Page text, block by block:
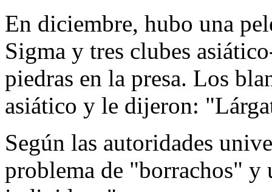
En diciembre, hubo una
Sigma y tres clubes
piedras en la presa. Los
asiático y le dijeron:
Según las autoridades
problema de "borrachos" y